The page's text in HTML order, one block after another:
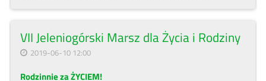
VII Jeleniogórski Marsz dla Życia i Rodziny
2019-06-10 12:00
Rodzinnie za ŻYCIEM!